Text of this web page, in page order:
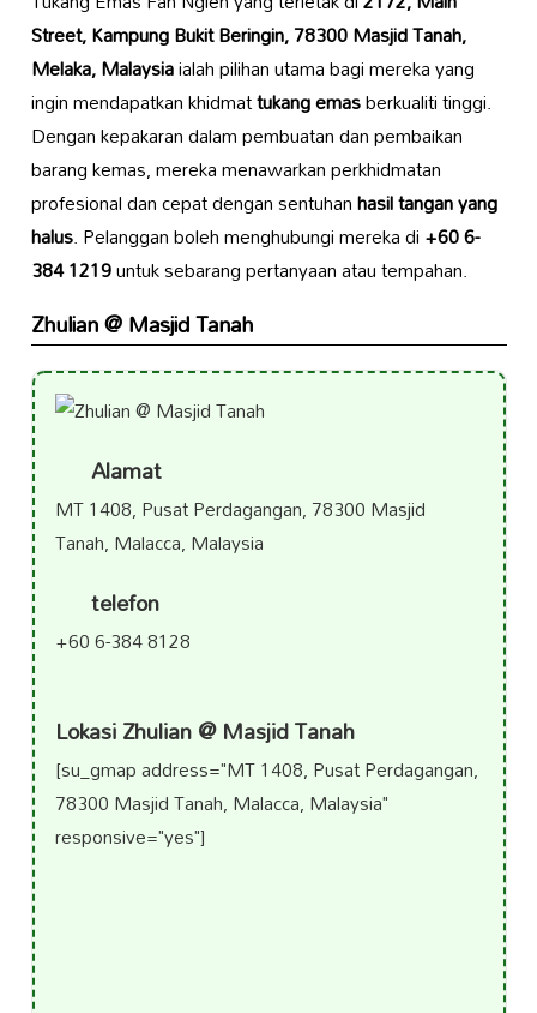
Street, Kampung Bukit Beringin, 78300 Masjid Tanah,
Melaka, Malaysiaialah pilihan utama bagi mereka yang
ingin mendapatkan khidmattukang emasberkualiti tinggi.
Dengan kepakaran dalam pembuatan dan pembaikan
barang kemas, mereka menawarkan perkhidmatan
profesional dan cepat dengan sentuhanhasil tangan yang
halus. Pelanggan boleh menghubungi mereka di+60 6-
384 1219untuk sebarang pertanyaan atau tempahan.
Zhulian @ Masjid Tanah
Alamat
MT 1408, Pusat Perdagangan, 78300 Masjid
Tanah, Malacca, Malaysia
telefon
+60 6-384 8128
Lokasi Zhulian @ Masjid Tanah
[su_gmap address="MT 1408, Pusat Perdagangan,
78300 Masjid Tanah, Malacca, Malaysia"
responsive="yes"]